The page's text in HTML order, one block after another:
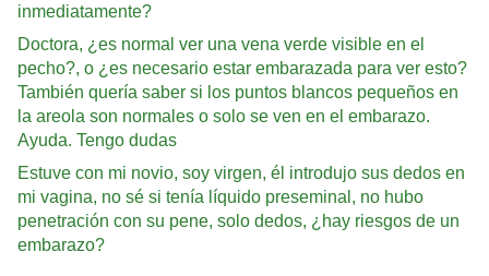
inmediatamente?
Doctora, ¿es normal ver una vena verde visible en el
pecho?, o ¿es necesario estar embarazada para ver esto?
También quería saber si los puntos blancos pequeños en
la areola son normales o solo se ven en el embarazo.
Ayuda. Tengo dudas
Estuve con mi novio, soy virgen, él introdujo sus dedos en
mi vagina, no sé si tenía líquido preseminal, no hubo
penetración con su pene, solo dedos, ¿hay riesgos de un
embarazo?